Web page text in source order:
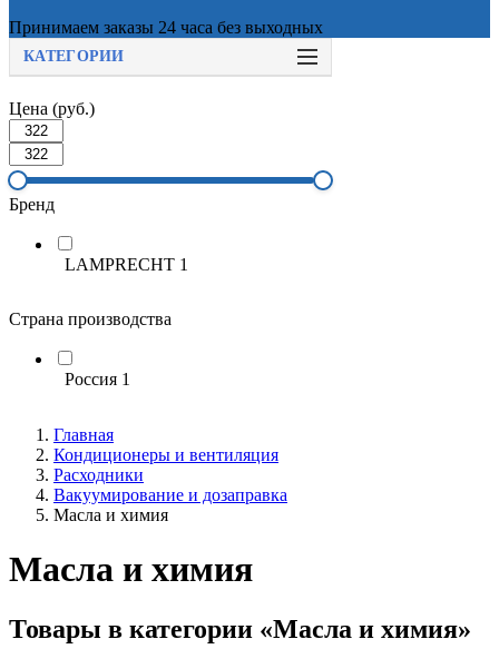
Принимаем заказы 24 часа без выходных
КАТЕГОРИИ
Цена (руб.)
Бренд
LAMPRECHT 1
Страна производства
Россия 1
Главная
Кондиционеры и вентиляция
Расходники
Вакуумирование и дозаправка
Масла и химия
Масла и химия
Товары в категории «Масла и химия»